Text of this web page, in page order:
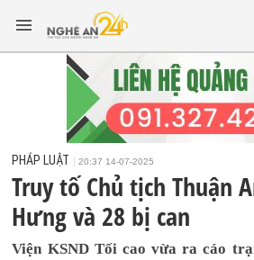
PHÁP LUẬT 20:37 14-07-2025
Truy tố Chủ tịch Thuận
Hưng và 28 bị can
Viện KSND Tối cao vừa ra cáo